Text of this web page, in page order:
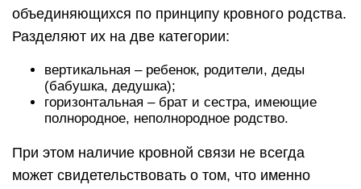
объединяющихся по принципу кровного родства.
Разделяют их на две категории:
вертикальная – ребенок, родители, деды
(бабушка, дедушка);
горизонтальная – брат и сестра, имеющие
полнородное, неполнородное родство.
При этом наличие кровной связи не всегда
может свидетельствовать о том, что именно